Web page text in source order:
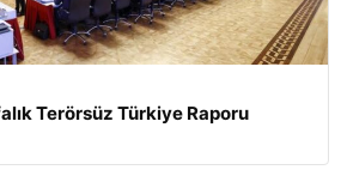
Terörsüz Türkiye Raporu